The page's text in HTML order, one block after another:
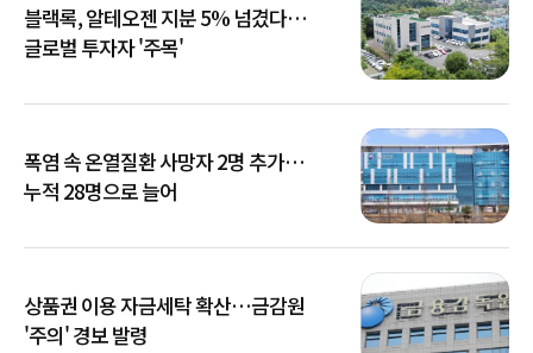
블랙록, 알테오젠 지분 5% 넘겼다…
글로벌 투자자 '주목'
폭염 속 온열질환 사망자 2명 추가…
누적 28명으로 늘어
상품권 이용 자금세탁 확산…금감원
'주의' 경보 발령